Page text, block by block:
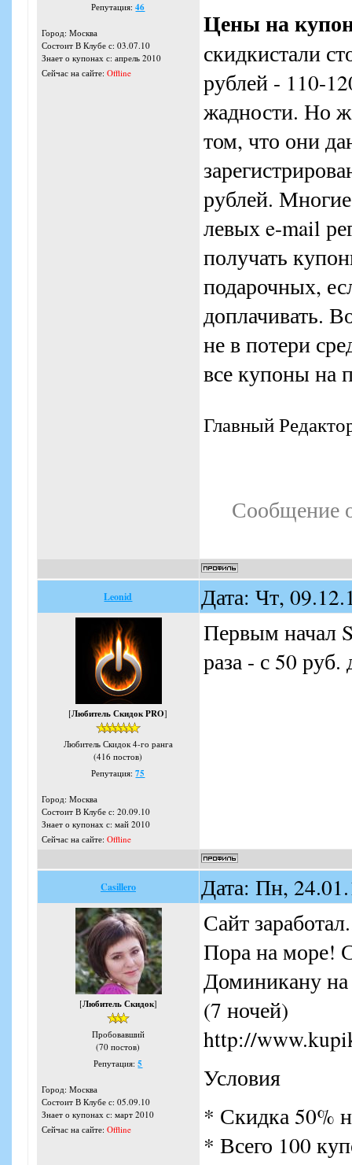
Репутация:46
Город: Москва
Состоит В Клубе с: 03.07.10
Знает о купонах с: апрель 2010
Сейчас на сайте: Offline
Цены на
скидкистали
рублей - 110-
жадности. Но
том, что они
рублей.
левых e-mail
получать
подарочных,
доплачивать.
не в потери
все купоны на
Главный
Сообщение
Leonid Дата: Чт,
[Любитель Скидок PRO]
Любитель Скидок 4-го ранга
(416 постов)
Репутация:75
Город: Москва
Состоит В Клубе с: 20.09.10
Знает о купонах с: май 2010
Сейчас на сайте: Offline
Первым начал
раза - с 50 руб.
Casillero Дата: Пн,
[Любитель Скидок]
Пробовавший
(70 постов)
Репутация:5
Город: Москва
Состоит В Клубе с: 05.09.10
Знает о купонах с: март 2010
Сейчас на сайте: Offline
Сайт
Пора на море!
Доминикану на
(7 ночей)
http://
Условия
* Скидка 50%
* Всего 100